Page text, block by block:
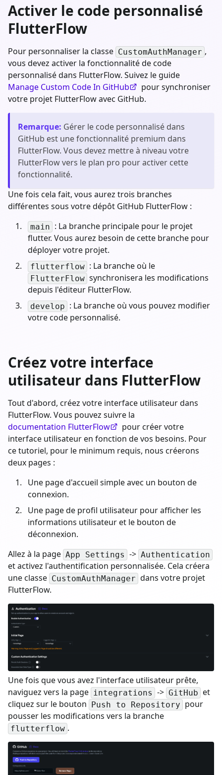
Activer le code personnalisé
FlutterFlow
Pour personnaliser la classe CustomAuthManager ,
vous devez activer la fonctionnalité de code
personnalisé dans FlutterFlow. Suivez le guide
Manage Custom Code In GitHub
pour synchroniser
votre projet FlutterFlow avec GitHub.
Remarque: Gérer le code personnalisé dans
GitHub est une fonctionnalité premium dans
FlutterFlow. Vous devez mettre à niveau votre
FlutterFlow vers le plan pro pour activer cette
fonctionnalité.
Une fois cela fait, vous aurez trois branches
différentes sous votre dépôt GitHub FlutterFlow :
main : La branche principale pour le projet
flutter. Vous aurez besoin de cette branche pour
déployer votre projet.
flutterflow : La branche où le
FlutterFlow synchronisera les modifications
depuis l'éditeur FlutterFlow.
develop : La branche où vous pouvez modifier
votre code personnalisé.
Créez votre interface
utilisateur dans FlutterFlow
Tout d'abord, créez votre interface utilisateur dans
FlutterFlow. Vous pouvez suivre la
documentation FlutterFlow
pour créer votre
interface utilisateur en fonction de vos besoins. Pour
ce tutoriel, pour le minimum requis, nous créerons
deux pages :
Une page d'accueil simple avec un bouton de
connexion.
Une page de profil utilisateur pour afficher les
informations utilisateur et le bouton de
déconnexion.
Allez à la page App Settings -> Authentication
et activez l'authentification personnalisée. Cela créera
une classe CustomAuthManager dans votre projet
FlutterFlow.
Une fois que vous avez l'interface utilisateur prête,
naviguez vers la page integrations -> GitHub et
cliquez sur le bouton Push to Repository pour
pousser les modifications vers la branche
flutterflow .